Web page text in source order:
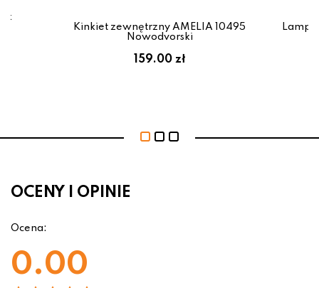
Kinkiet zewnętrzny AMELIA 10495
Nowodvorski
159.00 zł
OCENY I OPINIE
Ocena:
0.00